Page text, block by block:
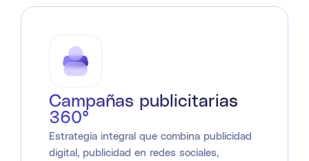
Campañas publicitarias
360°
Estrategia integral que combina publicidad
digital, publicidad en redes sociales,